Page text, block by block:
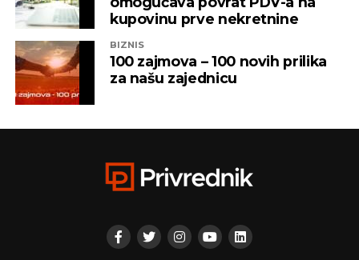
kupovinu prve nekretnine
BIZNIS
100 zajmova – 100 novih prilika
za našu zajednicu